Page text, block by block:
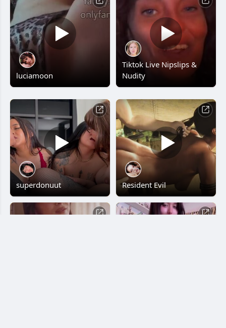
luciamoon
Tiktok Live Nipslips &
Nudity
superdonuut Resident Evil